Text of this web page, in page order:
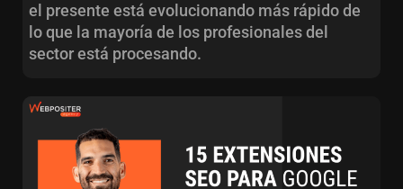
el presente está evolucionando más rápido de
lo que la mayoría de los profesionales del
sector está procesando.